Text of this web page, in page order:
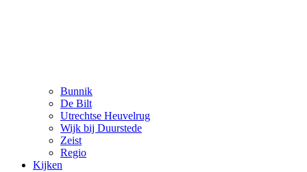
Bunnik
De Bilt
Utrechtse Heuvelrug
Wijk bij Duurstede
Zeist
Regio
Kijken